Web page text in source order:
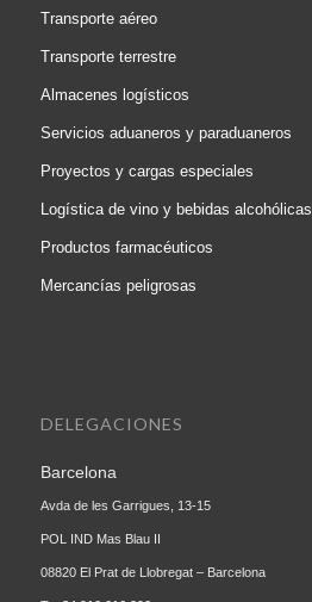
Transporte aéreo
Transporte terrestre
Almacenes logísticos
Servicios aduaneros y paraduaneros
Proyectos y cargas especiales
Logística de vino y bebidas alcohólicas
Productos farmacéuticos
Mercancías peligrosas
DELEGACIONES
Barcelona
Avda de les Garrigues, 13-15
POL IND Mas Blau II
08820 El Prat de Llobregat – Barcelona